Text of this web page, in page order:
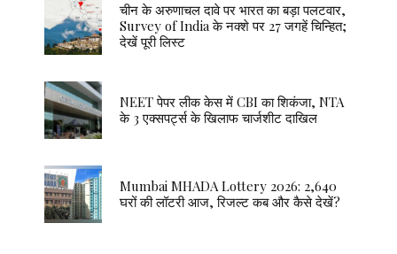
चीन के अरुणाचल दावे पर भारत का बड़ा पलटवार,
Survey of India के नक्शे पर 27 जगहें चिन्हित;
देखें पूरी लिस्ट
NEET पेपर लीक केस में CBI का शिकंजा, NTA
के 3 एक्सपर्ट्स के खिलाफ चार्जशीट दाखिल
Mumbai MHADA Lottery 2026: 2,640
घरों की लॉटरी आज, रिजल्ट कब और कैसे देखें?